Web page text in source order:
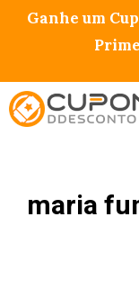
Pular
conteúdo
Ganhe um
maria